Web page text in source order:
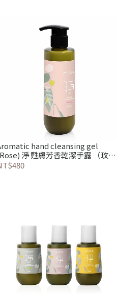
hand cleansing gel
淨 甦膚芳香乾潔手露 （玫瑰
）